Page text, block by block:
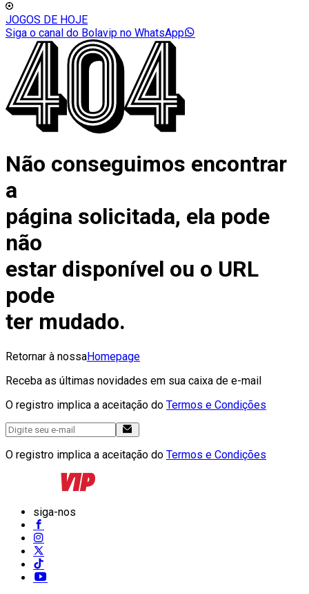
JOGOS DE HOJE
Siga o canal do Bolavip no WhatsApp
Não conseguimos encontrar
a
página solicitada, ela pode
não
estar disponível ou o URL
pode
ter mudado.
Retornar à nossaHomepage
Receba as últimas novidades em sua caixa de e-mail
O registro implica a aceitação do Termos e Condições
O registro implica a aceitação do Termos e Condições
siga-nos